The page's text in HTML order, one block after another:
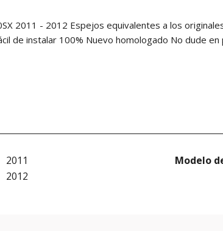
2011 - 2012 Espejos equivalentes a los
de instalar 100% Nuevo homologado No dude
2011
2012
Modelo